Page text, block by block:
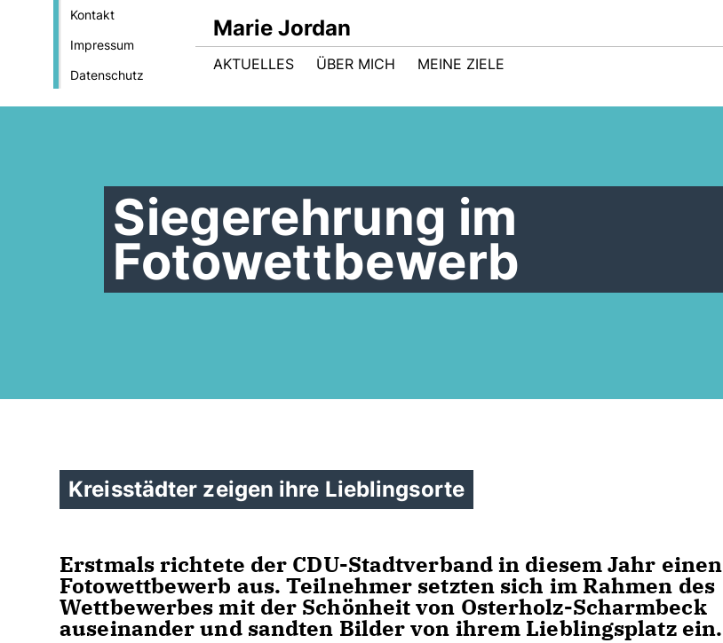
Kontakt
Impressum
Datenschutz
Marie Jordan
AKTUELLES ÜBER MICH MEINE ZIELE
Siegerehrung im
Fotowettbewerb
Kreisstädter zeigen ihre Lieblingsorte
Erstmals richtete der CDU-Stadtverband in diesem Jahr einen
Fotowettbewerb aus. Teilnehmer setzten sich im Rahmen des
Wettbewerbes mit der Schönheit von Osterholz-Scharmbeck
auseinander und sandten Bilder von ihrem Lieblingsplatz ein.